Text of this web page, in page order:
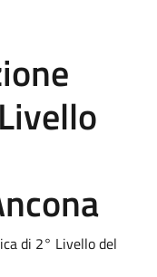
di 2° Livello del